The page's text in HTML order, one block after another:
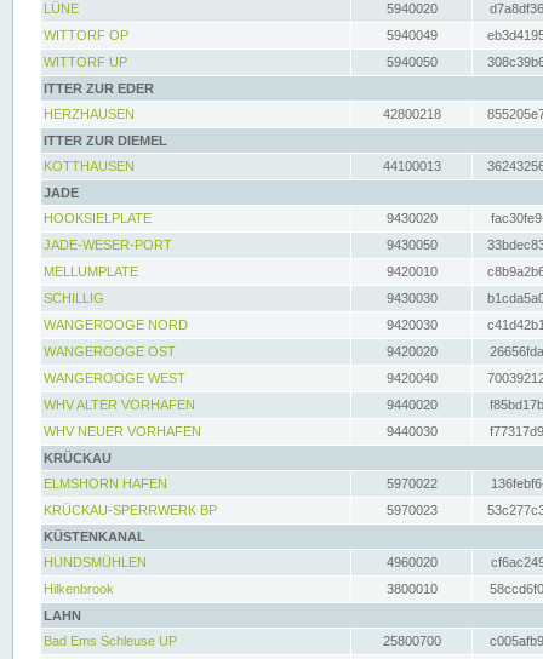
LÜNE
5940020
WITTORF OP
5940049
WITTORF UP
5940050
ITTER ZUR EDER
HERZHAUSEN
42800218
ITTER ZUR DIEMEL
KOTTHAUSEN
44100013
JADE
HOOKSIELPLATE
9430020
JADE-WESER-PORT
9430050
MELLUMPLATE
9420010
SCHILLIG
9430030
WANGEROOGE NORD
9420030
WANGEROOGE OST
9420020
WANGEROOGE WEST
9420040
WHV ALTER VORHAFEN
9440020
WHV NEUER VORHAFEN
9440030
KRÜCKAU
ELMSHORN HAFEN
5970022
KRÜCKAU-SPERRWERK BP
5970023
KÜSTENKANAL
HUNDSMÜHLEN
4960020
Hilkenbrook
3800010
LAHN
Bad Ems Schleuse UP
25800700